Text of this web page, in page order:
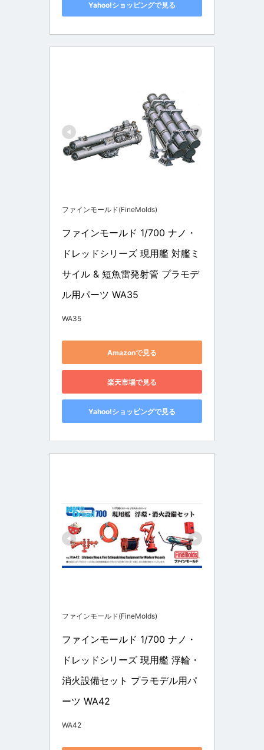
Yahoo!ショッピングで見る
ファインモールド(FineMolds)
ファインモールド 1/700 ナノ・
ドレッドシリーズ 現用艦 対艦ミ
サイル & 短魚雷発射管 プラモデ
ル用パーツ WA35
WA35
Amazonで見る
楽天市場で見る
Yahoo!ショッピングで見る
ファインモールド(FineMolds)
ファインモールド 1/700 ナノ・
ドレッドシリーズ 現用艦 浮輪・
消火設備セット プラモデル用パ
ーツ WA42
WA42